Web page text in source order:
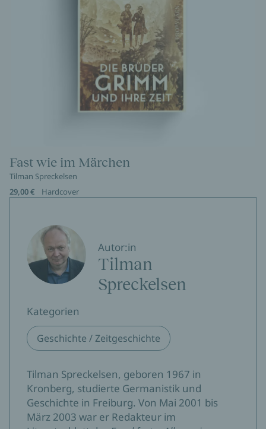
Fast wie im Märchen
Tilman Spreckelsen
29,00 €
Hardcover
Autor:in
Tilman
Spreckelsen
Kategorien
Geschichte / Zeitgeschichte
Tilman Spreckelsen, geboren 1967 in
Kronberg, studierte Germanistik und
Geschichte in Freiburg. Von Mai 2001 bis
März 2003 war er Redakteur im